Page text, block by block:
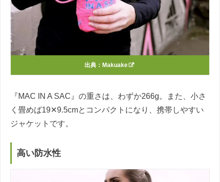
出典： Makuake
『MAC IN A SAC』の重さは、わずか266g。また、小さ
く畳めば19✕9.5cmとコンパクトになり、携帯しやすい
ジャケットです。
高い防水性